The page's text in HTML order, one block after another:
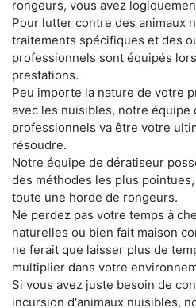
rongeurs, vous avez
Pour lutter contre des animaux
traitements spécifiques et des
professionnels sont équipés
prestations.
Peu importe la nature de votre
avec les nuisibles, notre équipe
professionnels va être votre
résoudre.
Notre équipe de dératiseur
des méthodes les plus
toute une horde de rongeurs.
Ne perdez pas votre temps à
naturelles ou bien fait maison
ne ferait que laisser plus de
multiplier dans votre
Si vous avez juste besoin de
incursion d'animaux nuisibles,